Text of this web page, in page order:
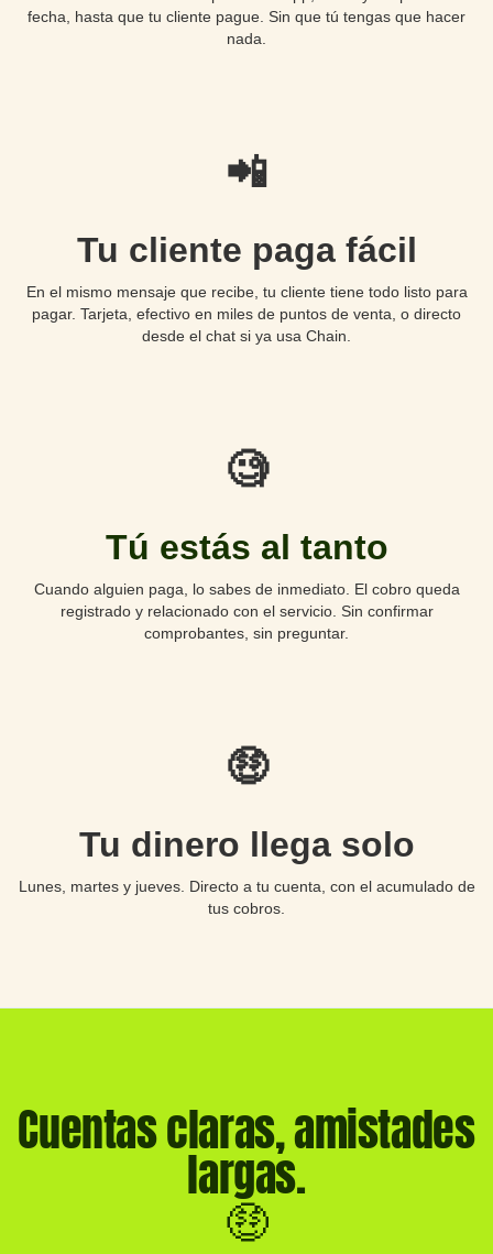
fecha, hasta que tu cliente pague. Sin que tú tengas que hacer
nada.
📲
Tu cliente paga fácil
En el mismo mensaje que recibe, tu cliente tiene todo listo para
pagar. Tarjeta, efectivo en miles de puntos de venta, o directo
desde el chat si ya usa Chain.
🧐
Tú estás al tanto
Cuando alguien paga, lo sabes de inmediato. El cobro queda
registrado y relacionado con el servicio. Sin confirmar
comprobantes, sin preguntar.
🤑
Tu dinero llega solo
Lunes, martes y jueves. Directo a tu cuenta, con el acumulado de
tus cobros.
Cuentas claras, amistades
largas.
🤑